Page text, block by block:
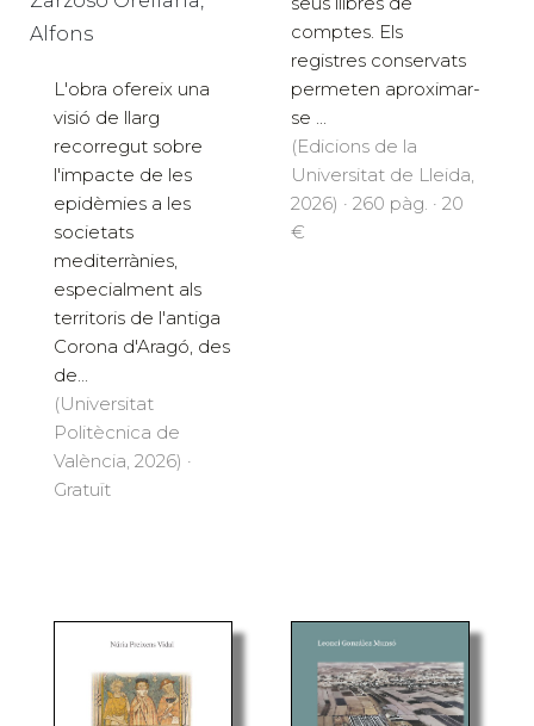
Alfons
L'obra ofereix una
visió de llarg
recorregut sobre
l'impacte de les
epidèmies a les
societats
mediterrànies,
especialment als
territoris de l'antiga
Corona d'Aragó, des
de...
(Universitat
Politècnica de
València, 2026) ·
Gratuït
comptes. Els
registres conservats
permeten aproximar-
se ...
(Edicions de la
Universitat de Lleida,
2026) · 260 pàg. · 20
€